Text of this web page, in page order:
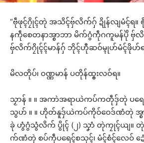
“ဗဵုဖုၚ်ဂၠိုၚ်တုဲ အသိၚ်ဗှ်လိက်ဂှ် ဍိုန်လျမံၚ်ရ။
နကဵုစေတနာအ္စာဘာ မိက်ဂွံကဵုဂကူမန်ပိုဲ ဗှ်
ဗှ်လိက်ဂၠိုၚ်ၚ်မာန်ဂှ် ဘိုၚ်ဟီုဆဝ်မ္ၚုဟ်မံၚ်ဖိုဟ်ရ
မိလတိုပ်၊ ဝဏ္ဏမာန် ပတိုန်ထ္ၜးလဝ်ရ။
သၟာန် ။ ။ အကာဲအရာယဲကပ်ကတဵုဒှ်တုဲ ပရ
သွဟ် ။ ။ ဟိုတ်နူဒှ်ယဲကပ်ကိုဝ်ဝေဒ်ဏံတုဲ အ္
ခုဲ ဟွံဂွံသွံလိက် ပွိုၚ် (၂) သၞာံ တုဲကၠုၚ်ယျ။
က်ဏံတုဲ စပ်ကဵုပရေၚ်စသုၚ်၊ မံၚ်စံၚ်လေဝ် ဍ